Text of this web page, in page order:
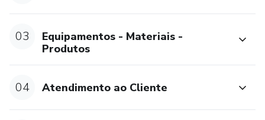
03
Equipamentos - Materiais -
Produtos
04 Atendimento ao Cliente